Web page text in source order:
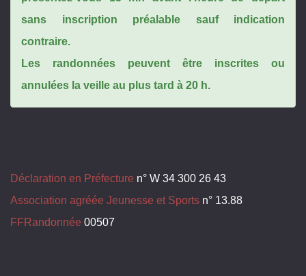
sans inscription préalable sauf indication
contraire.
Les randonnées peuvent être inscrites ou
annulées la veille au plus tard à 20 h.
Déclaration en Préfecture n° W 34 300 26 43
Association agréée Jeunesse et Sports n° 13.88
FFRandonnée 00507